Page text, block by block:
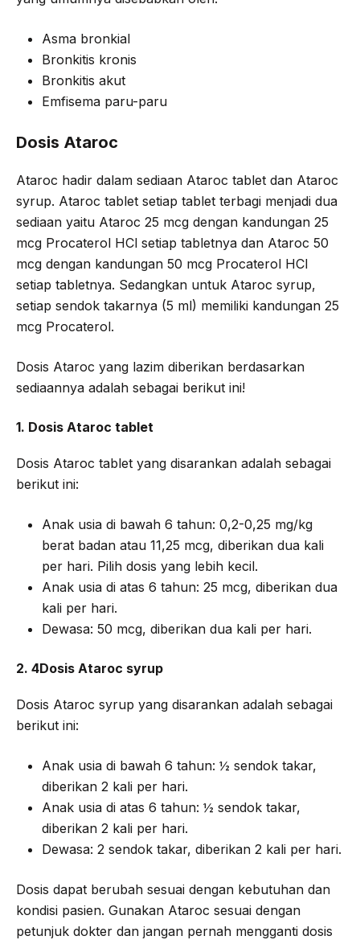
Asma bronkial
Bronkitis kronis
Bronkitis akut
Emfisema paru-paru
Dosis Ataroc
Ataroc hadir dalam sediaan Ataroc tablet dan Ataroc
syrup. Ataroc tablet setiap tablet terbagi menjadi dua
sediaan yaitu Ataroc 25 mcg dengan kandungan 25
mcg Procaterol HCl setiap tabletnya dan Ataroc 50
mcg dengan kandungan 50 mcg Procaterol HCl
setiap tabletnya. Sedangkan untuk Ataroc syrup,
setiap sendok takarnya (5 ml) memiliki kandungan 25
mcg Procaterol.
Dosis Ataroc yang lazim diberikan berdasarkan
sediaannya adalah sebagai berikut ini!
1. Dosis Ataroc tablet
Dosis Ataroc tablet yang disarankan adalah sebagai
berikut ini:
Anak usia di bawah 6 tahun: 0,2-0,25 mg/kg
berat badan atau 11,25 mcg, diberikan dua kali
per hari. Pilih dosis yang lebih kecil.
Anak usia di atas 6 tahun: 25 mcg, diberikan dua
kali per hari.
Dewasa: 50 mcg, diberikan dua kali per hari.
2. 4Dosis Ataroc syrup
Dosis Ataroc syrup yang disarankan adalah sebagai
berikut ini:
Anak usia di bawah 6 tahun: ½ sendok takar,
diberikan 2 kali per hari.
Anak usia di atas 6 tahun: ½ sendok takar,
diberikan 2 kali per hari.
Dewasa: 2 sendok takar, diberikan 2 kali per hari.
Dosis dapat berubah sesuai dengan kebutuhan dan
kondisi pasien. Gunakan Ataroc sesuai dengan
petunjuk dokter dan jangan pernah mengganti dosis